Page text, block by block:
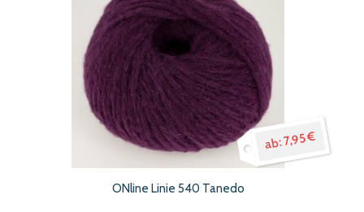
7,95 €
ONline Linie 540 Tanedo